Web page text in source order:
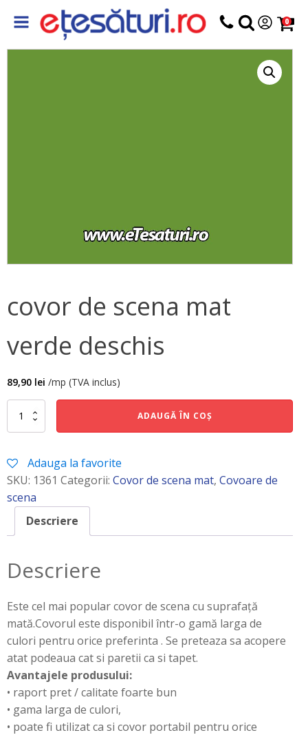
0
covor de scena mat
verde deschis
89,90 lei /mp (TVA inclus)
Cantitate
mat
verde
ADAUGĂ ÎN COȘ
Adauga la favorite
SKU: 1361 Categorii: Covor de scena mat, Covoare de
scena
Descriere
Descriere
Este cel mai popular covor de scena cu suprafață
mată.Covorul este disponibil într-o gamă larga de
culori pentru orice preferinta . Se preteaza sa acopere
atat podeaua cat si paretii ca si tapet.
Avantajele produsului:
• raport pret / calitate foarte bun
• gama larga de culori,
• poate fi utilizat ca si covor portabil pentru orice